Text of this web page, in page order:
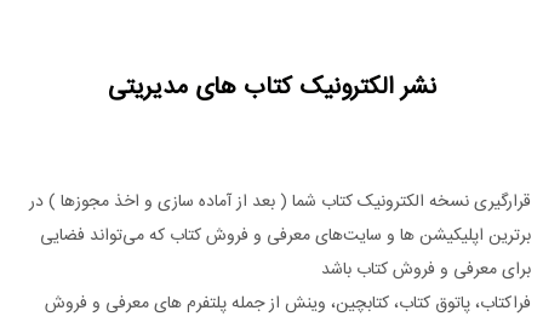
نشر الکترونیک کتاب های مدیریتی
قرارگیری نسخه الکترونیک کتاب شما ( بعد از آماده سازی و اخذ مجوزها ) در
برترین اپلیکیشن ها و سایت‌های معرفی و فروش کتاب که می‌تواند فضایی
برای معرفی و فروش کتاب باشد
فراکتاب، پاتوق کتاب، کتابچین، وینش از جمله پلتفرم های معرفی و فروش